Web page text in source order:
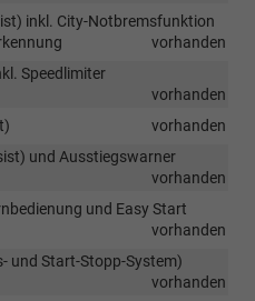
inkl. City-Notbremsfunktion
vorhanden
Speedlimiter
vorhanden
vorhanden
und Ausstiegswarner
vorhanden
und Easy Start
vorhanden
und Start-Stopp-System)
vorhanden